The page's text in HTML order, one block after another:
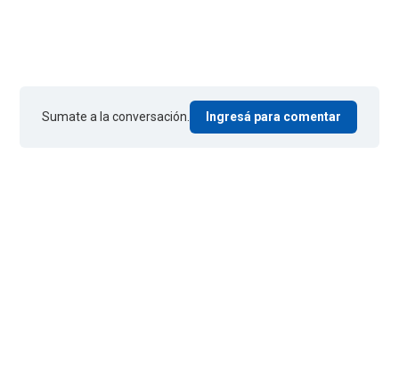
Sumate a la conversación. Ingresá para comentar